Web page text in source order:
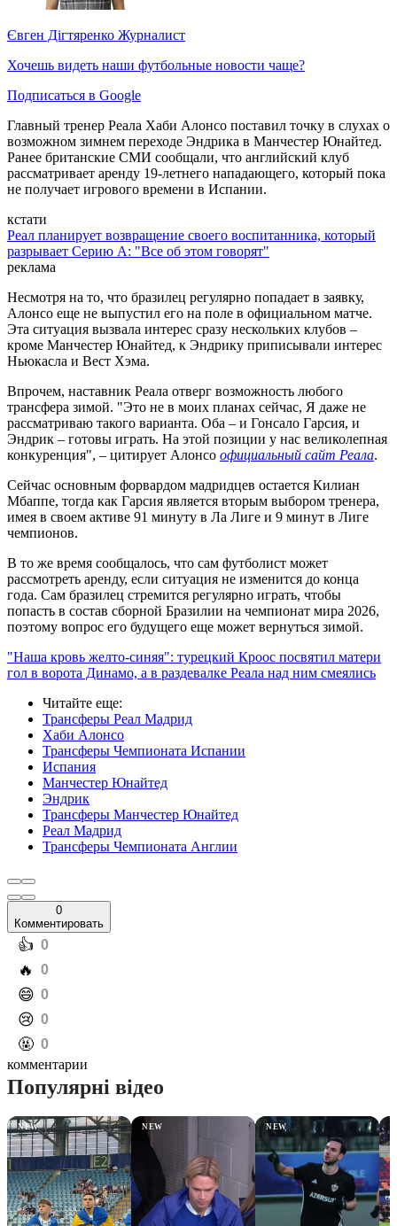
Євген Дігтяренко Журналист
Хочешь видеть наши футбольные новости чаще?
Подписаться в Google
Главный тренер Реала Хаби Алонсо поставил точку в слухах о
возможном зимнем переходе Эндрика в Манчестер Юнайтед.
Ранее британские СМИ сообщали, что английский клуб
рассматривает аренду 19-летнего нападающего, который пока
не получает игрового времени в Испании.
кстати
Реал планирует возвращение своего воспитанника, который
разрывает Серию А: "Все об этом говорят"
реклама
Несмотря на то, что бразилец регулярно попадает в заявку,
Алонсо еще не выпустил его на поле в официальном матче.
Эта ситуация вызвала интерес сразу нескольких клубов –
кроме Манчестер Юнайтед, к Эндрику приписывали интерес
Ньюкасла и Вест Хэма.
Впрочем, наставник Реала отверг возможность любого
трансфера зимой. "Это не в моих планах сейчас, Я даже не
рассматриваю такого варианта. Оба – и Гонсало Гарсия, и
Эндрик – готовы играть. На этой позиции у нас великолепная
конкуренция", – цитирует Алонсо официальный сайт Реала.
Сейчас основным форвардом мадридцев остается Килиан
Мбаппе, тогда как Гарсия является вторым выбором тренера,
имея в своем активе 91 минуту в Ла Лиге и 9 минут в Лиге
чемпионов.
В то же время сообщалось, что сам футболист может
рассмотреть аренду, если ситуация не изменится до конца
года. Сам бразилец стремится регулярно играть, чтобы
попасть в состав сборной Бразилии на чемпионат мира 2026,
поэтому вопрос его будущего еще может вернуться зимой.
"Наша кровь желто-синяя": турецкий Кроос посвятил матери
гол в ворота Динамо, а в раздевалке Реала над ним смеялись
Читайте еще:
Трансферы Реал Мадрид
Хаби Алонсо
Трансферы Чемпионата Испании
Испания
Манчестер Юнайтед
Эндрик
Трансферы Манчестер Юнайтед
Реал Мадрид
Трансферы Чемпионата Англии
0
Комментировать
️👍 0
️🔥 0
️😄 0
️😢 0
️🤬 0
комментарии